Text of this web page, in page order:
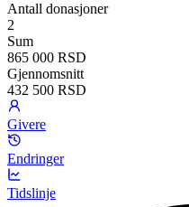
Antall donasjoner
2
Sum
865 000 RSD
Gjennomsnitt
432 500 RSD
Givere
Endringer
Tidslinje